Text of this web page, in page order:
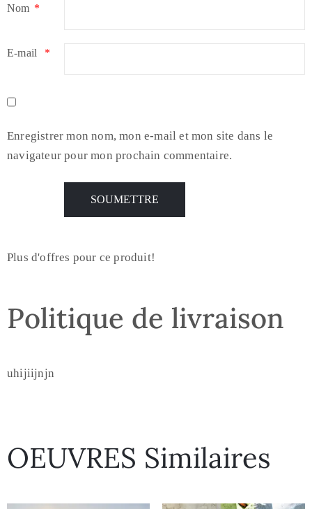
Nom *
E-mail *
Enregistrer mon nom, mon e-mail et mon site dans le
navigateur pour mon prochain commentaire.
Plus d'offres pour ce produit!
Politique de livraison
uhijiijnjn
OEUVRES Similaires